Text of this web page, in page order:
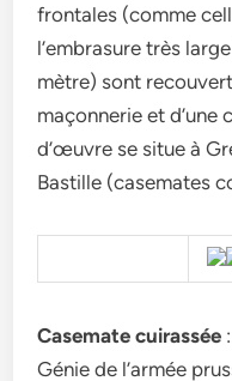
frontales (comme
l’embrasure très
mètre) sont
maçonnerie et d’une
d’œuvre se situe à
Bastille (casemates
Casemate cuirassée
Génie de l’armée